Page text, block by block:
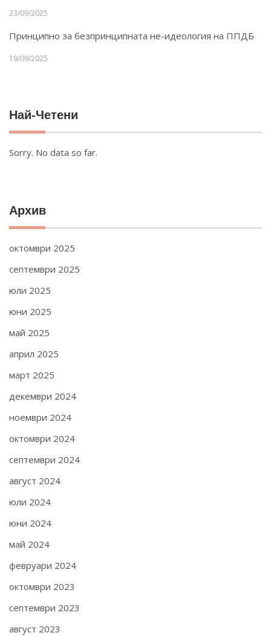
23/09/2025
Принципно за безпринципната не-идеология на ППДБ
19/09/2025
Най-Четени
Sorry. No data so far.
Архив
октомври 2025
септември 2025
юли 2025
юни 2025
май 2025
април 2025
март 2025
декември 2024
ноември 2024
октомври 2024
септември 2024
август 2024
юли 2024
юни 2024
май 2024
февруари 2024
октомври 2023
септември 2023
август 2023